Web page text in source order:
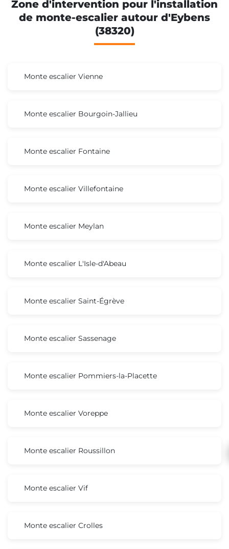
Zone d'intervention pour l'installation
de monte-escalier autour d'Eybens
(38320)
Monte escalier Vienne
Monte escalier Bourgoin-Jallieu
Monte escalier Fontaine
Monte escalier Villefontaine
Monte escalier Meylan
Monte escalier L'Isle-d'Abeau
Monte escalier Saint-Égrève
Monte escalier Sassenage
Monte escalier Pommiers-la-Placette
Monte escalier Voreppe
Monte escalier Roussillon
Monte escalier Vif
Monte escalier Crolles